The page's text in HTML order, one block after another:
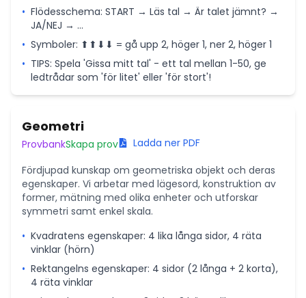
• Flödesschema: START → Läs tal → Är talet jämnt? →
JA/NEJ → ...
• Symboler: ⬆⬆⬇⬇ = gå upp 2, höger 1, ner 2, höger 1
• TIPS: Spela 'Gissa mitt tal' - ett tal mellan 1-50, ge
ledtrådar som 'för litet' eller 'för stort'!
Geometri
ProvbankSkapa prov
Ladda ner PDF
Fördjupad kunskap om geometriska objekt och deras
egenskaper. Vi arbetar med lägesord, konstruktion av
former, mätning med olika enheter och utforskar
symmetri samt enkel skala.
• Kvadratens egenskaper: 4 lika långa sidor, 4 räta
vinklar (hörn)
• Rektangelns egenskaper: 4 sidor (2 långa + 2 korta),
4 räta vinklar